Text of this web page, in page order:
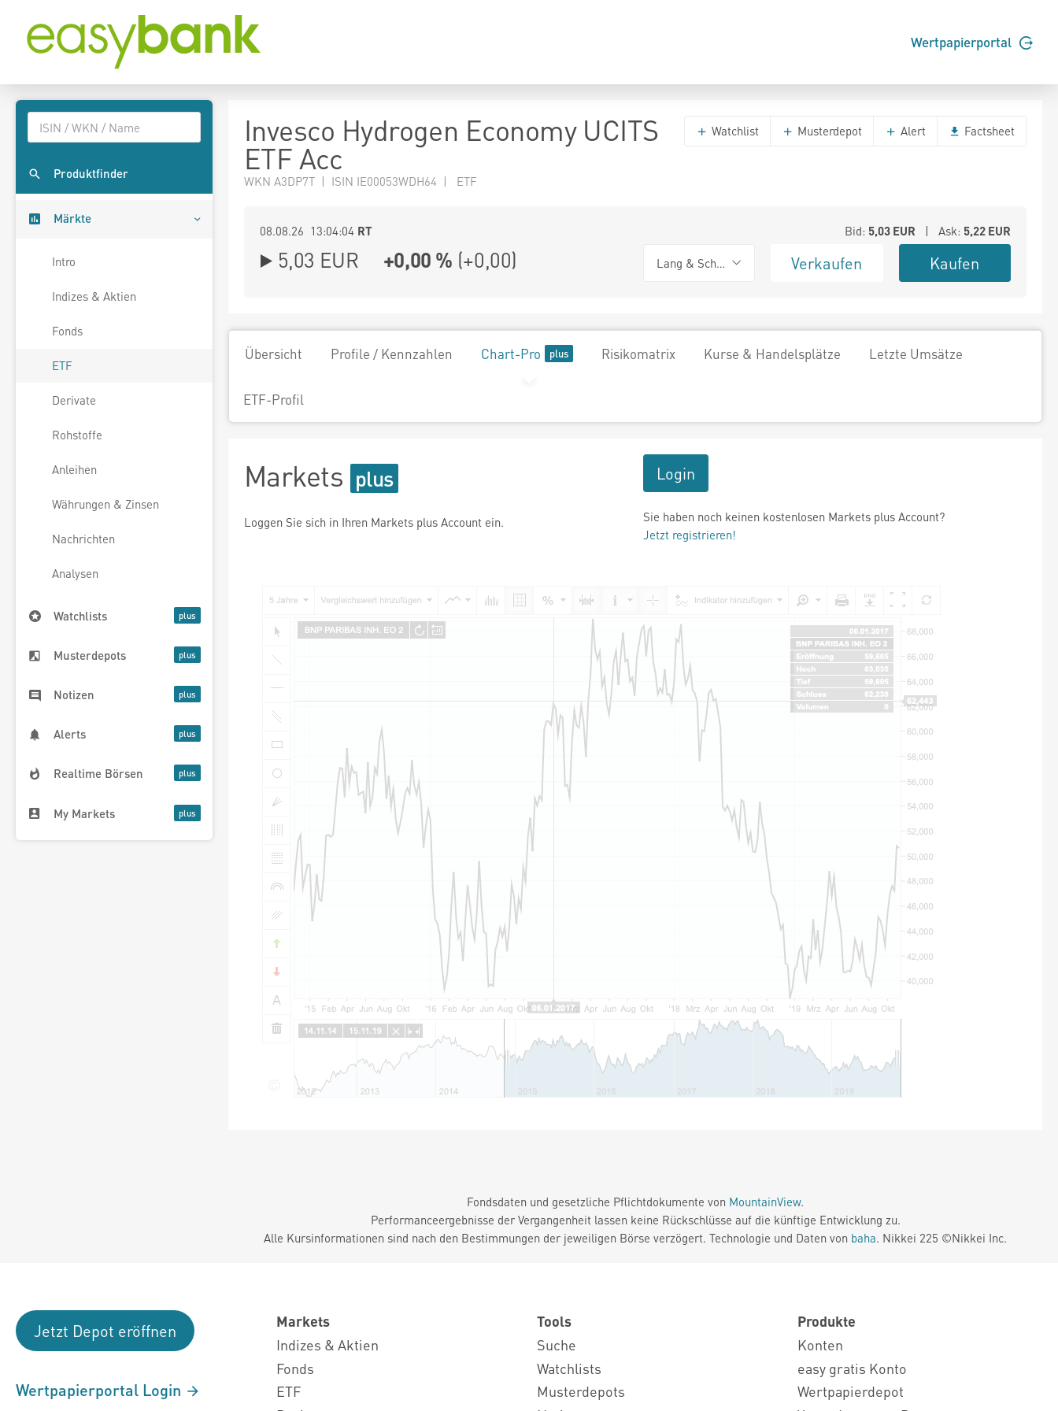
Wertpapierportal
Produktfinder
Märkte
Intro
Indizes & Aktien
Fonds
ETF
Derivate
Rohstoffe
Anleihen
Währungen & Zinsen
Nachrichten
Analysen
Watchlists
Musterdepots
Notizen
Alerts
Realtime Börsen
My Markets
Invesco Hydrogen Economy UCITS
ETF Acc
WKN A3DP7T | ISIN IE00053WDH64 | ETF
Watchlist Musterdepot Alert Factsheet
08.08.26 13:04:04 RT Bid: 5,03EUR | Ask: 5,22EUR
5,03 EUR +0,00 % (+0,00) Lang & Schwarz Verkaufen Kaufen
Übersicht Profile / Kennzahlen Chart-Pro Risikomatrix Kurse & Handelsplätze Letzte Umsätze
ETF-Profil
Markets
Loggen Sie sich in Ihren Markets plus Account ein.
Login
Sie haben noch keinen kostenlosen Markets plus Account?
Jetzt registrieren!
Fondsdaten und gesetzliche Pflichtdokumente von MountainView.
Performanceergebnisse der Vergangenheit lassen keine Rückschlüsse auf die künftige Entwicklung zu.
Alle Kursinformationen sind nach den Bestimmungen der jeweiligen Börse verzögert. Technologie und Daten von baha. Nikkei 225 ©Nikkei Inc.
Jetzt Depot eröffnen
Wertpapierportal Login
Markets
Indizes & Aktien
Fonds
ETF
Tools
Suche
Watchlists
Musterdepots
Produkte
Konten
easy gratis Konto
Wertpapierdepot